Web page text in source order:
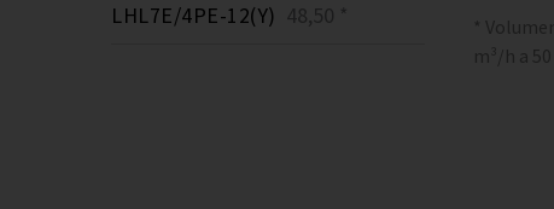
LHL7E/4PE-12(Y) 48,50 *
*
m³/h a